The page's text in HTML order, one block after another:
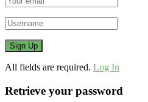
All fields are required. Log In
Retrieve your password